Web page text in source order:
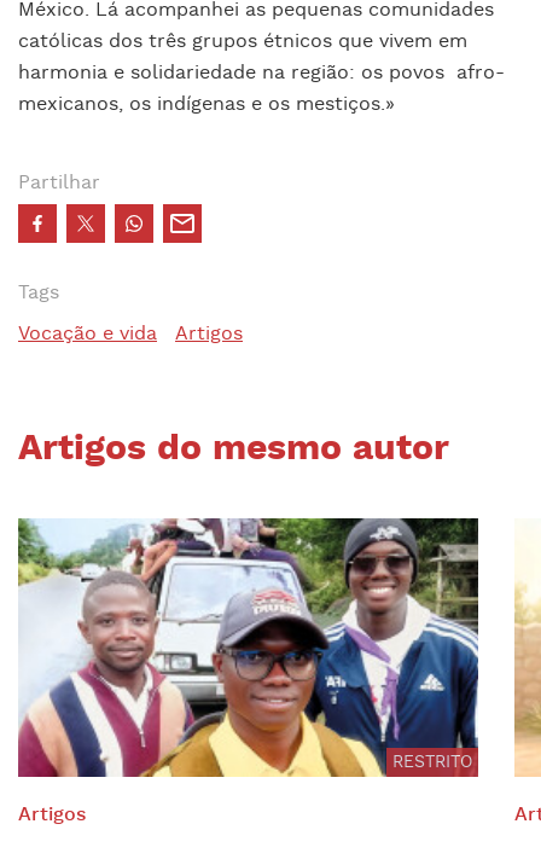
México. Lá acompanhei as pequenas comunidades
católicas dos três grupos étnicos que vivem em
harmonia e solidariedade na região: os povos afro-
mexicanos, os indígenas e os mestiços.»
Partilhar
Tags
Vocação e vida
Artigos
Artigos do mesmo autor
RESTRITO
Artigos